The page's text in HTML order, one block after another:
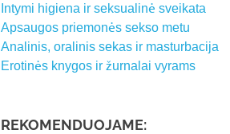
Intymi higiena ir seksualinė sveikata
Apsaugos priemonės sekso metu
Analinis, oralinis sekas ir masturbacija
Erotinės knygos ir žurnalai vyrams
REKOMENDUOJAME: